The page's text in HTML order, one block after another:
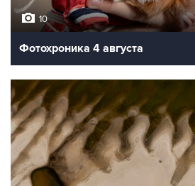
10
Фотохроника 4 августа